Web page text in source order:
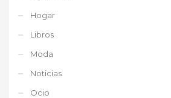
Hogar
Libros
Moda
Noticias
Ocio